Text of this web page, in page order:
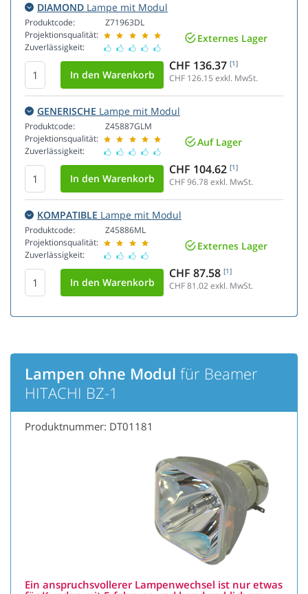
DIAMOND Lampe mit Modul
Produktcode:
Projektionsqualität:
Zuverlässigkeit:
Z71963DL
Externes Lager
CHF 136.37 [1]
CHF 126.15 exkl. MwSt.
GENERISCHE Lampe mit Modul
Produktcode:
Projektionsqualität:
Zuverlässigkeit:
Z45887GLM
Auf Lager
CHF 104.62 [1]
CHF 96.78exkl. MwSt.
KOMPATIBLE Lampe mit Modul
Produktcode:
Projektionsqualität:
Zuverlässigkeit:
Z45886ML
Externes Lager
CHF 87.58 [1]
CHF 81.02exkl. MwSt.
Lampen ohne Modul für Beamer
HITACHI BZ-1
Produktnummer: DT01181
Ein anspruchsvollerer Lampenwechsel ist nur etwas